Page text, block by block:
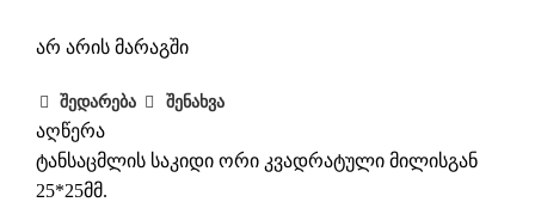
არ არის მარაგში
შედარება შენახვა
აღწერა
ტანსაცმლის საკიდი ორი კვადრატული მილისგან
25*25მმ.